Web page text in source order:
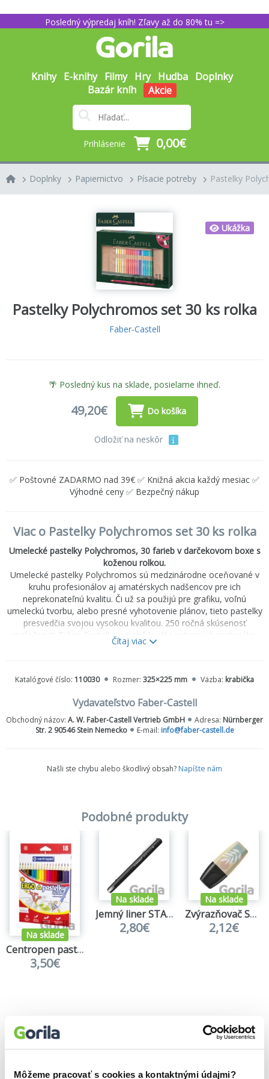
Môžeme pracovať s cookies a kontaktnými údajmi?
Posledný výpredaj kníh! Zľavy až do 80% tu =>
Knihy E-knihy Filmy Hry Hudba Doplnky
Bazár kníh
Akcie
Prihlásenie 0,00€
Doplnky Papiernictvo Písacie potreby Pastelky
Ukážka
Pastelky Polychromos set 30 ks rolka
Faber-Castell
🌴 Posledný kus na sklade, posielame ihneď.
49,20€ Do košíka
Odložiť na neskôr
✅ Poštovné ZADARMO nad 39€ ✅ Knižná akcia každý mesiac ✅
Výhodné ceny ✅ Bezpečný nákup
Viac o Pastelky Polychromos set 30 ks rolka
Umelecké pastelky Polychromos, 30 farieb v darčekovom boxe s
koženou rolkou.
Umelecké pastelky Polychromos sú medzinárodne oceňované v
kruhu profesionálov aj amatérskych nadšencov pre ich
neprekonateľnú kvalitu. Či už sa použijú pre grafiku, voľnú
umeleckú tvorbu, alebo presné vyhotovenie plánov, tieto pastelky
presvedčia svojou vysokou kvalitou. 250 ročná skúsenosť
spoločnosti Faber-Castell a vysoká kvalita vstupných materiálov
zaručuje pastelkám Polychromos odolnosť proti lámaniu,
variácie balení sú ocenené všetkými profesionálnymi umelcami.
· Tuha s hrúbkou 3,8 mm na báze vosku odolná voči rozmazaniu
· Vysokokvalitné pigmenty, neprekonateľná svetlostálosť
· Odolné voči vode a rozmazaniu
Čítaj viac
Katalógové číslo: 110030 Rozmer: 325×225 mm Väzba: krabička
Vydavateľstvo Faber-Castell
Obchodný názov: A. W. Faber-Castell Vertrieb GmbH Adresa: Nürnberger
Str. 2 90546 Stein Nemecko
E-mail: info@faber-castell.de
Našli ste chybu alebo škodlivý obsah? Napíšte nám
Podobné produkty
Na sklade
Centropen pastelky 9521 trojhranné - 18 ks
3,50€
Na sklade
Jemný liner STABILO dr!ver - fine, černá
2,80€
Na sklade
Zvýrazňovač STABILO BOSS MINI Naturevibes - bahenní zelená
2,12€